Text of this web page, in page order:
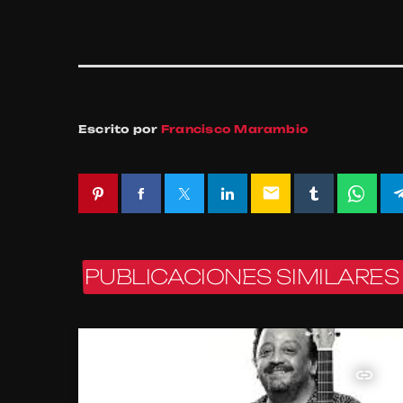
Escrito por Francisco Marambio
email
PUBLICACIONES SIMILARES
insert_link